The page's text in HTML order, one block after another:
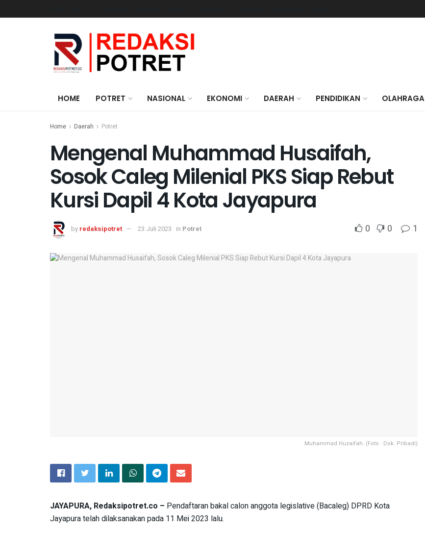
HOME POTRET NASIONAL EKONOMI DAERAH PENDIDIKAN OLAHRAGA
Home Daerah Potret
Mengenal Muhammad Husaifah,
Sosok Caleg Milenial PKS Siap Rebut
Kursi Dapil 4 Kota Jayapura
by redaksipotret 23 Juli 2023 in Potret 0 0 1
Muhammad Huzaifah. (Foto : Dok. Pribadi)
JAYAPURA, Redaksipotret.co – Pendaftaran bakal calon anggota legislative (Bacaleg) DPRD Kota
Jayapura telah dilaksanakan pada 11 Mei 2023 lalu.